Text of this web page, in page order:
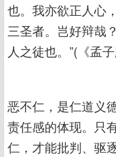
也。我亦欲正人心
三圣者。岂好辩哉
人之徒也。”(《孟
恶不仁，是仁道义
责任感的体现。只
仁，才能批判、驱